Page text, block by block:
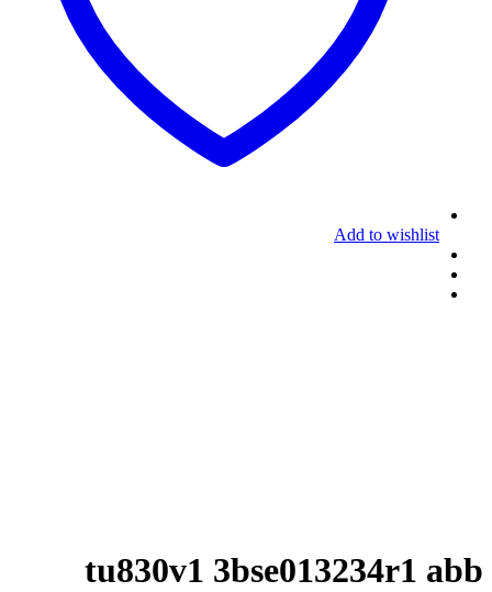
Add to wishlist
tu830v1 3bse013234r1 abb